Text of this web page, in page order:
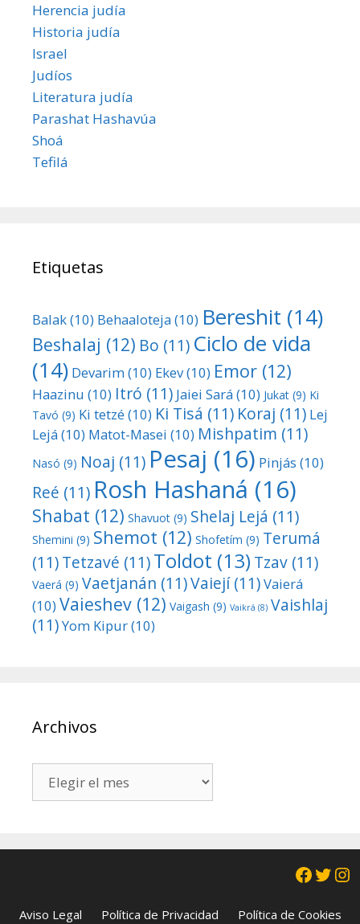
Herencia judía
Historia judía
Israel
Judíos
Literatura judía
Parashat Hashavúa
Shoá
Tefilá
Etiquetas
Balak(10) Behaaloteja(10) Bereshit (14)
Beshalaj (12) Bo (11) Ciclo de vida
(14) Devarim(10) Ekev(10) Emor (12)
Haazinu (10) Itró (11) Jaiei Sará(10) Jukat (9) Ki
Tavó (9) Ki tetzé(10) Ki Tisá (11) Koraj (11) Lej
Lejá(10) Matot-Masei (10) Mishpatim (11)
Nasó (9) Noaj (11) Pesaj (16) Pinjás (10)
Reé (11) Rosh Hashaná (16)
Shabat (12) Shavuot (9) Shelaj Lejá (11)
Shemini (9) Shemot (12) Shofetím (9) Terumá
(11)Tetzavé (11)Toldot (13) Tzav (11)
Vaerá (9) Vaetjanán (11)Vaiejí(11)Vaierá
(10) Vaieshev (12) Vaigash (9) Vaikrá (8) Vaishlaj
(11)Yom Kipur(10)
Archivos
Aviso Legal Política de Privacidad Política de Cookies